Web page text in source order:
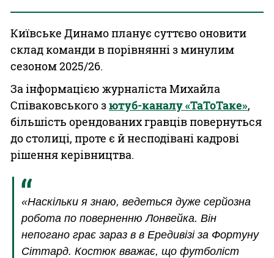
Київське Динамо планує суттєво оновити
склад команди в порівнянні з минулим
сезоном 2025/26.
За інформацією журналіста Михайла
Співаковського зютуб-каналу «ТаТоТаке»,
більшість орендованих гравців повернуться
до столиці, проте є й несподівані кадрові
рішення керівництва.
«Наскільки я знаю, ведеться дуже серйозна
робота по поверненню Лонвейка. Він
непогано грає зараз в в Ередивізі за Фортуну
Сіттард. Костюк вважає, що футболіст